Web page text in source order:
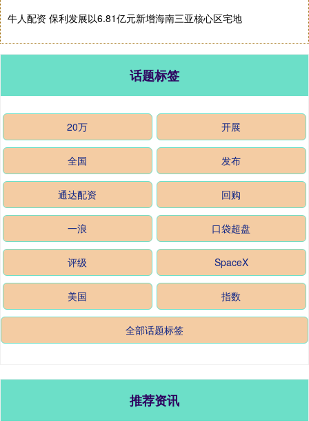
牛人配资 保利发展以6.81亿元新增海南三亚核心区宅地
话题标签
20万 开展
全国 发布
通达配资 回购
一浪 口袋超盘
评级 SpaceX
美国 指数
全部话题标签
推荐资讯